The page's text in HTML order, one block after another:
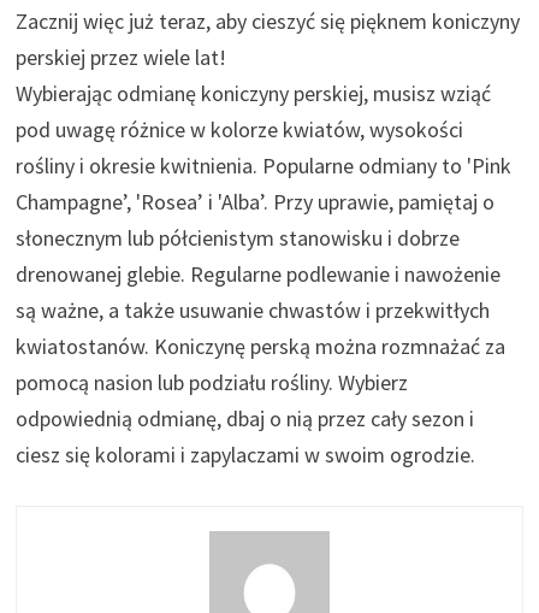
Zacznij więc już teraz, aby cieszyć się pięknem koniczyny
perskiej przez wiele lat!
Wybierając odmianę koniczyny perskiej, musisz wziąć
pod uwagę różnice w kolorze kwiatów, wysokości
rośliny i okresie kwitnienia. Popularne odmiany to 'Pink
Champagne’, 'Rosea’ i 'Alba’. Przy uprawie, pamiętaj o
słonecznym lub półcienistym stanowisku i dobrze
drenowanej glebie. Regularne podlewanie i nawożenie
są ważne, a także usuwanie chwastów i przekwitłych
kwiatostanów. Koniczynę perską można rozmnażać za
pomocą nasion lub podziału rośliny. Wybierz
odpowiednią odmianę, dbaj o nią przez cały sezon i
ciesz się kolorami i zapylaczami w swoim ogrodzie.